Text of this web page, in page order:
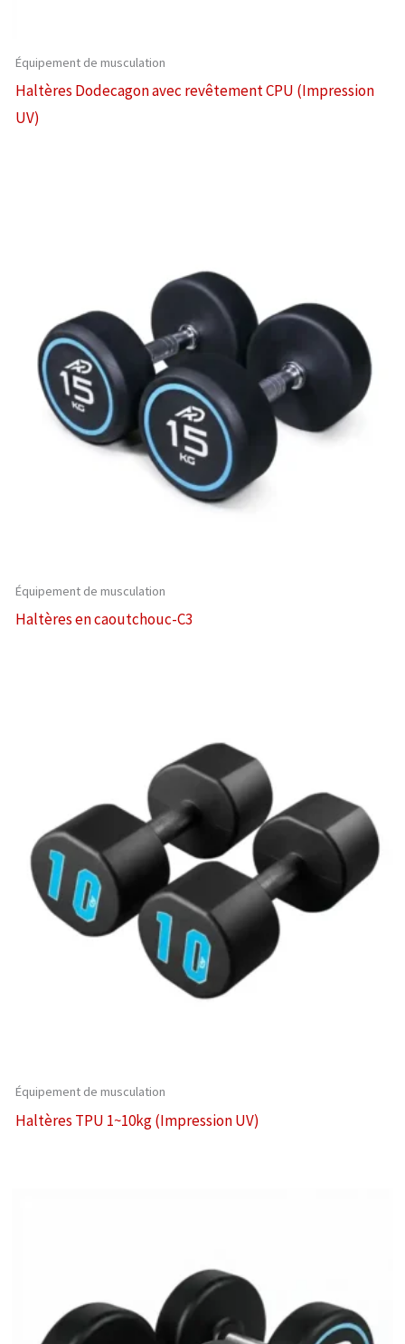
Équipement de musculation
Haltères Dodecagon avec revêtement CPU (Impression
UV)
Équipement de musculation
Haltères en caoutchouc-C3
Équipement de musculation
Haltères TPU 1~10kg (Impression UV)